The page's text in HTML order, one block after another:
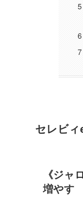
セレビ
《ジ
増やす